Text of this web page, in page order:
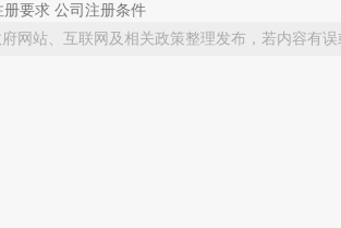
册要求 公司注册条件
网站、互联网及相关政策整理发布，若内容有